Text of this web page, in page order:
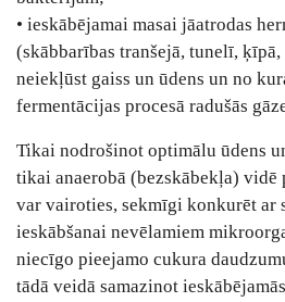
• ieskābējamai masai jāatrodas
(skābbarības tranšejā, tunelī,
neiekļūst gaiss un ūdens un no
fermentācijas procesā radušās
Tikai nodrošinot optimālu ūdens
tikai anaerobā (bezskābekļa) vidē
var vairoties, sekmīgi konkurēt ar
ieskābšanai nevēlamiem
niecīgo pieejamo cukura
tādā veidā samazinot